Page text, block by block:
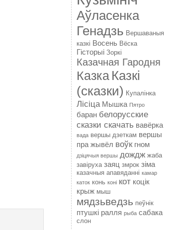
Аўласенка
Генадзь Вершаваныя
казкі Восень Вёска
Гісторыі Зоркі
Казачная Гародня
Казка Казкі
(сказки) Купалінка
Лісіца Мышка Пятро
баран белорусские
сказки скачать вавёрка
вада вершы дзеткам вершы
пра жывёл воўк гном
дзіцячыя вершы дождж жаба
завіруха заяц змрок зіма
казачныя апавяданні камар
каток конь коні кот коцік
крыж мыш
мядзьведзь пеўнік
птушкі ралля рыба сабака
слон